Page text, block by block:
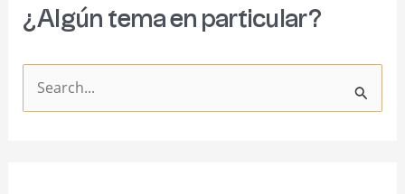
¿Algún tema en particular?